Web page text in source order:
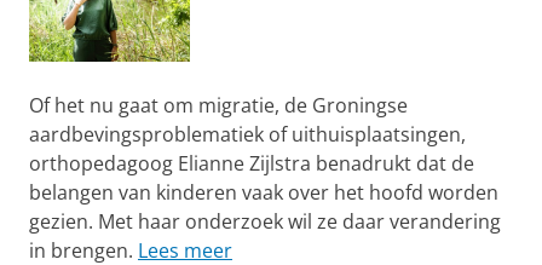
Of het nu gaat om migratie, de Groningse
aardbevingsproblematiek of uithuisplaatsingen,
orthopedagoog Elianne Zijlstra benadrukt dat de
belangen van kinderen vaak over het hoofd worden
gezien. Met haar onderzoek wil ze daar verandering
in brengen. Lees meer